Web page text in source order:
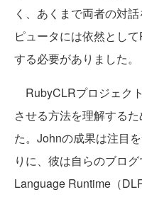
く、あくまで両者の対
ピュータには依然とし
する必要がありました。
RubyCLRプロジェク
させる方法を理解する
た。Johnの成果は注目
りに、彼は自らのブロ
Language Runtime（